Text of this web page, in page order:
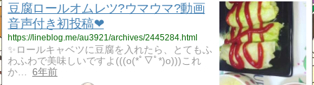
豆腐ロールオムレツ?ウマウマ?動画
音声付き初投稿❤
https://lineblog.me/au3921/archives/2445284.html
✨ロールキャベツに豆腐を入れたら、とてもふ
わふわで美味しいですよ(((o(*ﾟ▽ﾟ*)o)))これ
か…
6年前